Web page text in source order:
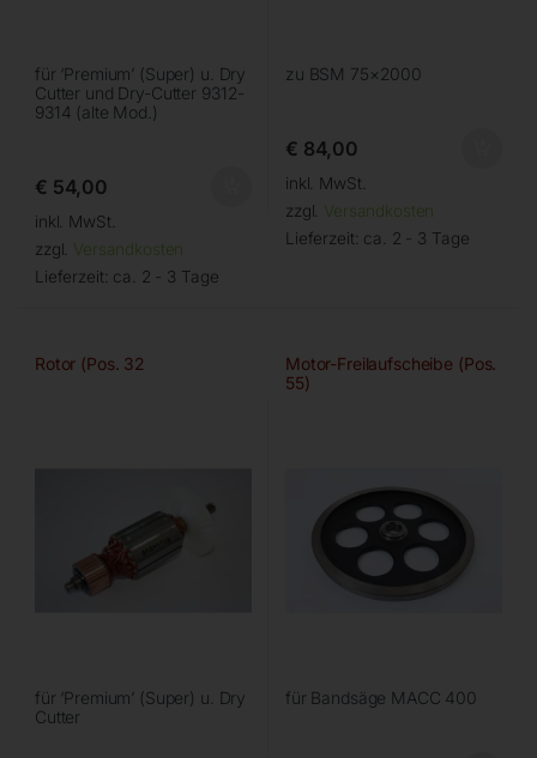
für ‘Premium’ (Super) u. Dry
Cutter und Dry-Cutter 9312-
9314 (alte Mod.)
€ 54,00
inkl. MwSt.
zzgl. Versandkosten
Lieferzeit: ca. 2 - 3 Tage
zu BSM 75×2000
€ 84,00
inkl. MwSt.
zzgl. Versandkosten
Lieferzeit: ca. 2 - 3 Tage
Rotor (Pos. 32
für ‘Premium’ (Super) u. Dry
Cutter
Motor-Freilaufscheibe (Pos.
55)
für Bandsäge MACC 400